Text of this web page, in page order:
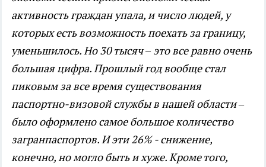
активность граждан упала, и число людей, у
которых есть возможность поехать за границу,
уменьшилось. Но 30 тысяч – это все равно очень
большая цифра. Прошлый год вообще стал
пиковым за все время существования
паспортно-визовой службы в нашей области –
было оформлено самое большое количество
загранпаспортов. И эти 26% - снижение,
конечно, но могло быть и хуже. Кроме того,